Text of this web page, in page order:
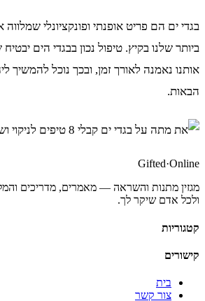
בגדי ים הם פריט אופנתי ופונקציונלי שמלווה
ביותר שלנו בקיץ. טיפול נכון בבגדי הים
אותנו נאמנה לאורך זמן, ובכך נוכל להמשיך
הבאות.
Gifted·Online
מגזין מתנות והשראה — מאמרים, מדריכים
ולכל אדם שיקר לך.
קטגוריות
קישורים
בית
צור קשר